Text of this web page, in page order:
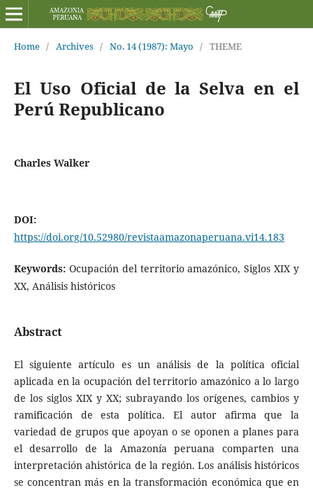
Home / Archives / No. 14 (1987): Mayo / THEME
El Uso Oficial de la Selva en el
Perú Republicano
Charles Walker
DOI:
https://doi.org/10.52980/revistaamazonaperuana.vi14.183
Keywords: Ocupación del territorio amazónico, Siglos XIX y
XX, Análisis históricos
Abstract
El siguiente artículo es un análisis de la política oficial
aplicada en la ocupación del territorio amazónico a lo largo
de los siglos XIX y XX; subrayando los orígenes, cambios y
ramificación de esta política. El autor afirma que la
variedad de grupos que apoyan o se oponen a planes para
el desarrollo de la Amazonía peruana comparten una
interpretación ahistórica de la región. Los análisis históricos
se concentran más en la transformación económica que en